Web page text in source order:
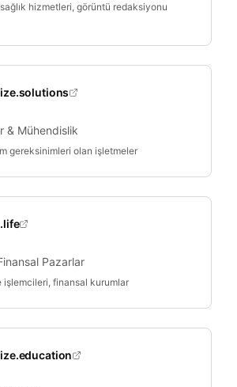
hizmetleri, görüntü redaksiyonu
& Mühendislik
gereksinimleri olan işletmeler
Pazarlar
işlemcileri, finansal kurumlar